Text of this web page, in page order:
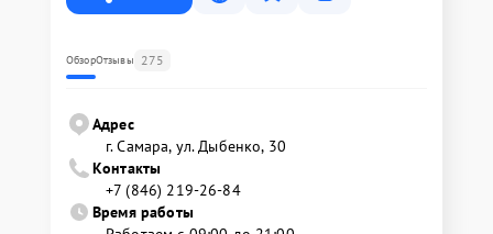
ОбзорОтзывы 275
Адрес
г. Самара, ул. Дыбенко, 30
Контакты
+7 (846) 219-26-84
Время работы